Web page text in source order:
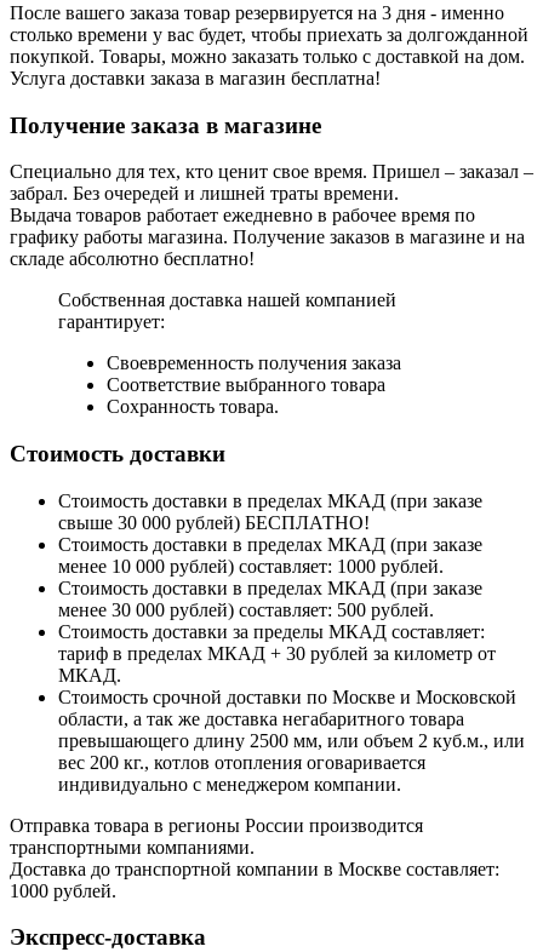
После вашего заказа товар резервируется на 3 дня - именно
столько времени у вас будет, чтобы приехать за долгожданной
покупкой. Товары, можно заказать только с доставкой на дом.
Услуга доставки заказа в магазин бесплатна!
Получение заказа в магазине
Специально для тех, кто ценит свое время. Пришел – заказал –
забрал. Без очередей и лишней траты времени.
Выдача товаров работает ежедневно в рабочее время по
графику работы магазина. Получение заказов в магазине и на
складе абсолютно бесплатно!
Собственная доставка нашей компанией
гарантирует:
Своевременность получения заказа
Соответствие выбранного товара
Сохранность товара.
Стоимость доставки
Стоимость доставки в пределах МКАД (при заказе
свыше 30 000 рублей) БЕСПЛАТНО!
Стоимость доставки в пределах МКАД (при заказе
менее 10 000 рублей) составляет: 1000 рублей.
Стоимость доставки в пределах МКАД (при заказе
менее 30 000 рублей) составляет: 500 рублей.
Стоимость доставки за пределы МКАД составляет:
тариф в пределах МКАД + 30 рублей за километр от
МКАД.
Стоимость срочной доставки по Москве и Московской
области, а так же доставка негабаритного товара
превышающего длину 2500 мм, или объем 2 куб.м., или
вес 200 кг., котлов отопления оговаривается
индивидуально с менеджером компании.
Отправка товара в регионы России производится
транспортными компаниями.
Доставка до транспортной компании в Москве составляет:
1000 рублей.
Экспресс-доставка